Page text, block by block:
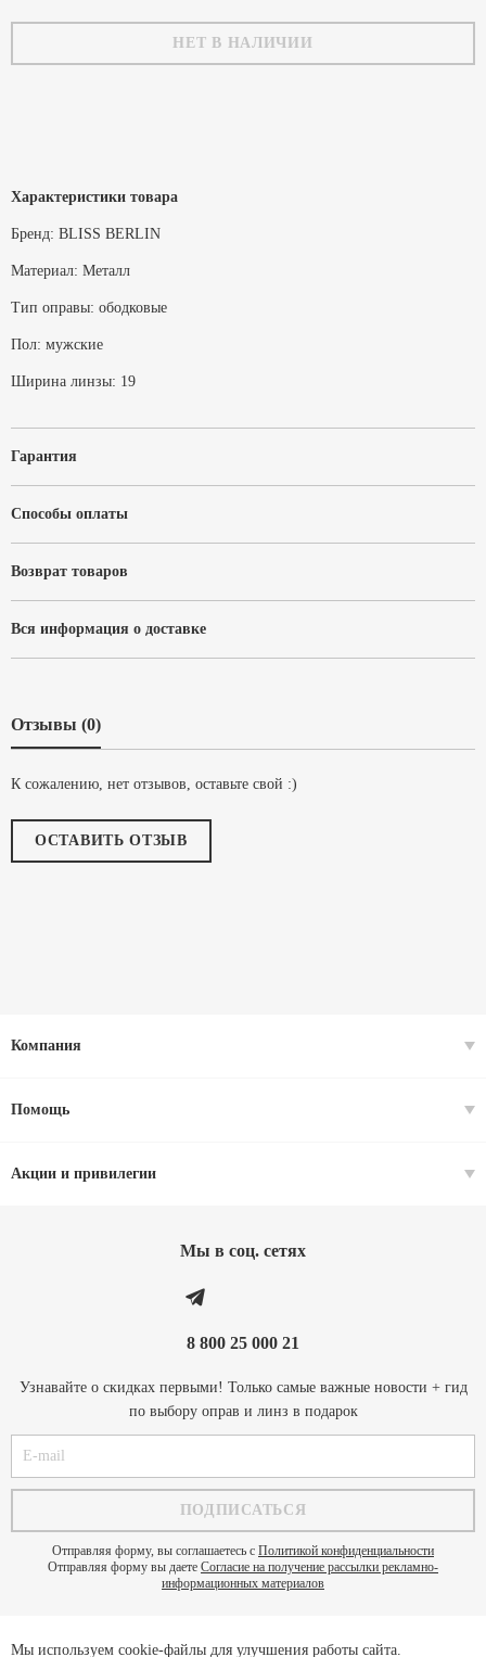
НЕТ В НАЛИЧИИ
Характеристики товара
Бренд: BLISS BERLIN
Материал: Металл
Тип оправы: ободковые
Пол: мужские
Ширина линзы: 19
Гарантия
Способы оплаты
Возврат товаров
Вся информация о доставке
Отзывы (0)
К сожалению, нет отзывов, оставьте свой :)
ОСТАВИТЬ ОТЗЫВ
Компания
Помощь
Акции и привилегии
Мы в соц. cетях
8 800 25 000 21
Узнавайте о скидках первыми! Только самые важные новости + гид
по выбору оправ и линз в подарок
Отправляя форму, вы соглашаетесь с Политикой конфиденциальности
Отправляя форму вы даете Согласие на получение рассылки рекламно-
информационных материалов
Мы используем cookie-файлы для улучшения работы сайта.